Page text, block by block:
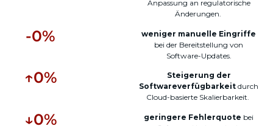
Anpassung an regulatorische
Änderungen.
-0% weniger manuelle Eingriffe
bei der Bereitstellung von
Software-Updates.
↑0% Steigerung der
Softwareverfügbarkeit durch
Cloud-basierte Skalierbarkeit.
↓0% geringere Fehlerquote bei